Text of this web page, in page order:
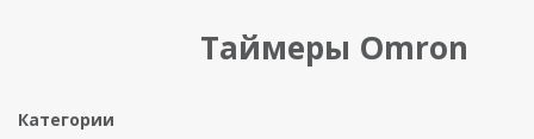
Таймеры Omron
Категории